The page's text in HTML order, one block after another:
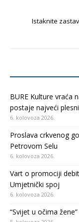
Istaknite
BURE Kulture vraća
postaje najveći
6. kolovoza 2026.
Proslava crkvenog
Petrovom Selu
6. kolovoza 2026.
Vart o promociji
Umjetnički spoj
6. kolovoza 2026.
“Svijet u očima